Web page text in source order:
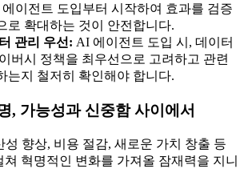
이전트 도입부터 시작하여 효과를 검증
로 확대하는 것이 안전합니다.
관리 우선: AI 에이전트 도입 시, 데이터
버시 정책을 최우선으로 고려하고 관련
는지 철저히 확인해야 합니다.
, 가능성과 신중함 사이에서
향상, 비용 절감, 새로운 가치 창출 등
혁명적인 변화를 가져올 잠재력을 지니